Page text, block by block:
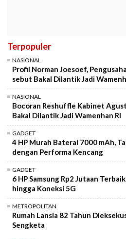
Terpopuler
NASIONAL
Profil Norman Joesoef,
sebut Bakal Dilantik Jadi
NASIONAL
Bocoran Reshuffle Kabinet
Bakal Dilantik Jadi Wamenhan RI
GADGET
4 HP Murah Baterai 7000 mAh,
dengan Performa Kencang
GADGET
6 HP Samsung Rp2 Jutaan
hingga Koneksi 5G
METROPOLITAN
Rumah Lansia 82 Tahun
Sengketa